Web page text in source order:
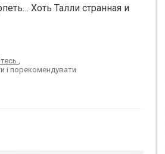
Хоть Талли странная и
,
і порекомендувати